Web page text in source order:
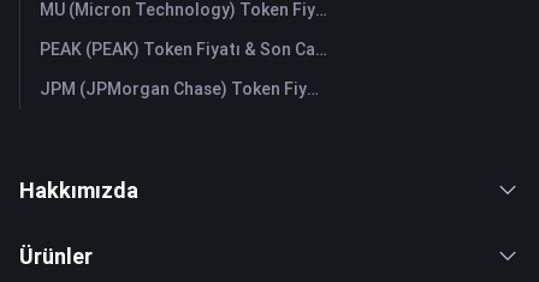
MU (Micron Technology) Token Fiyatı & Son Canlı Grafik
PEAK (PEAK) Token Fiyatı & Son Canlı Grafik
JPM (JPMorgan Chase) Token Fiyatı & Son Canlı Grafik
Hakkımızda
Ürünler